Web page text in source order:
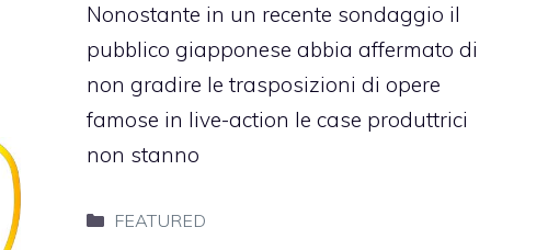
Nonostante in un recente sondaggio il
pubblico giapponese abbia affermato di
non gradire le trasposizioni di opere
famose in live-action le case produttrici
non stanno
Categorie
FEATURED